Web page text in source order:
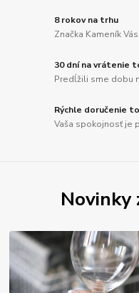
8 rokov na trhu
Značka Kameník
30 dní na vrátenie
Predĺžili sme dobu
Rýchle doručenie
Vaša spokojnosť je
Novinky